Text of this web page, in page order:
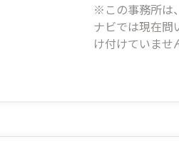
※この事務所は
ナビでは現在問
け付けていませ